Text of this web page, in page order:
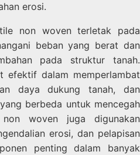
erosi.
non woven terletak pada
beban yang berat dan
pada struktur tanah.
efektif dalam memperlambat
daya dukung tanah, dan
berbeda untuk mencegah
non woven juga digunakan
erosi, dan pelapisan
penting dalam banyak